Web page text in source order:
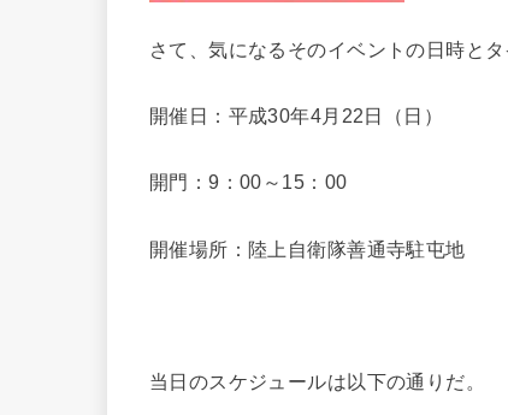
さて、気になるそのイベントの日時と
開催日：平成30年4月22日（日）
開門：9：00～15：00
開催場所：陸上自衛隊善通寺駐屯地
当日のスケジュールは以下の通りだ。